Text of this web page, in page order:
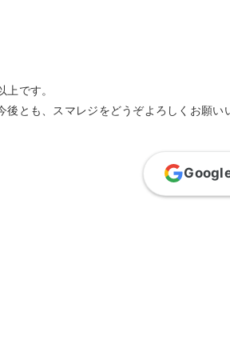
上です。
後とも、スマレジをどうぞよろしくお願い